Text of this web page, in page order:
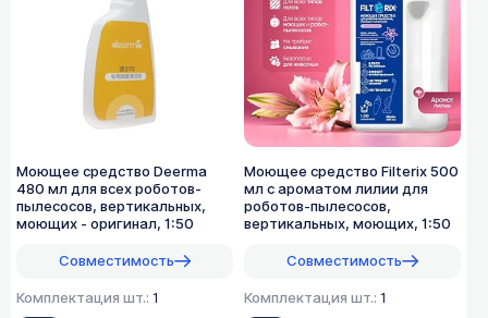
Моющее средство Deerma
480 мл для всех роботов-
пылесосов, вертикальных,
моющих - оригинал, 1:50
Совместимость
Комплектация шт.: 1
Моющее средство Filterix 500
мл с ароматом лилии для
роботов-пылесосов,
вертикальных, моющих, 1:50
Совместимость
Комплектация шт.: 1